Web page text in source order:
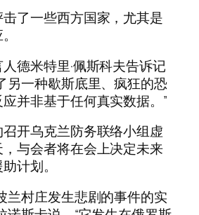
了一些西方国家，尤其是
德米特里·佩斯科夫告诉记
另一种歇斯底里、疯狂的恐
并非基于任何真实数据。”
开乌克兰防务联络小组虚
与会者将在会上决定未来
计划。
兰村庄发生悲剧的事件的实